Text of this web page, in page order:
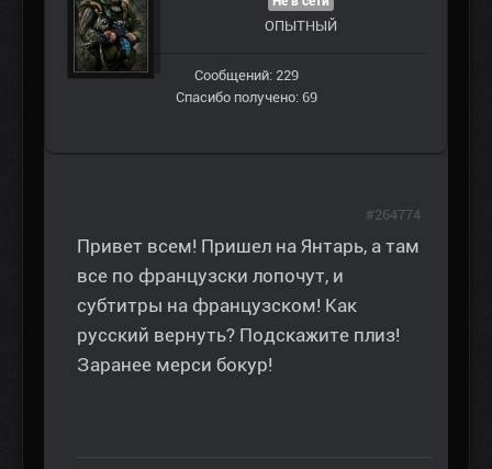
ОПЫТНЫЙ
Сообщений: 229
Спасибо получено: 69
Привет всем! Пришел на Янтарь, а там
все по французски лопочут, и
субтитры на французском! Как
русский вернуть? Подскажите плиз!
Заранее мерси бокур!
#264774